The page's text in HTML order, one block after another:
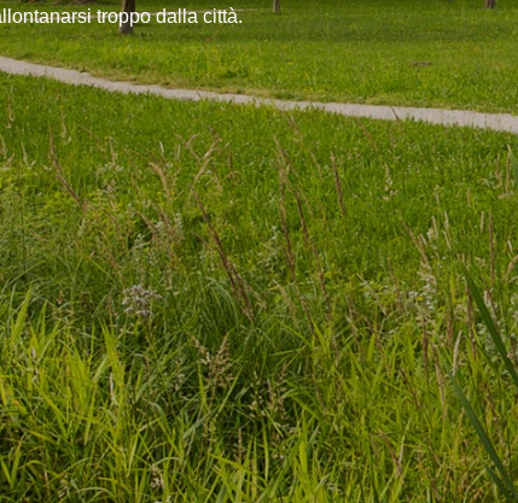
troppo dalla città.